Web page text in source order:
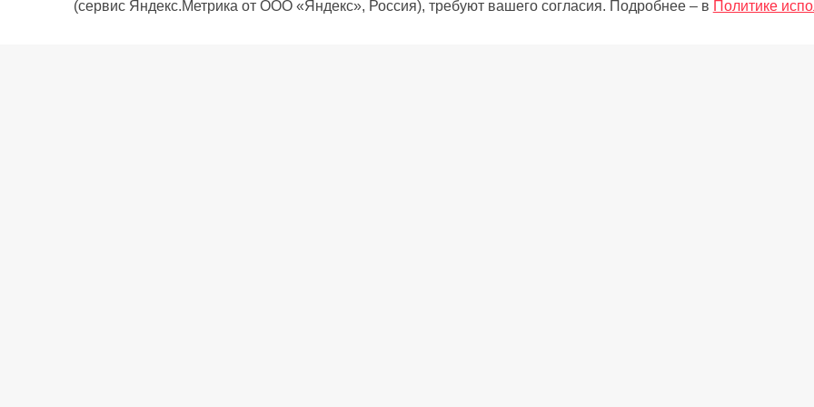
(сервис Яндекс.Метрика от ООО «Яндекс», Россия), требуют вашего согласия. Подробнее – в Политике